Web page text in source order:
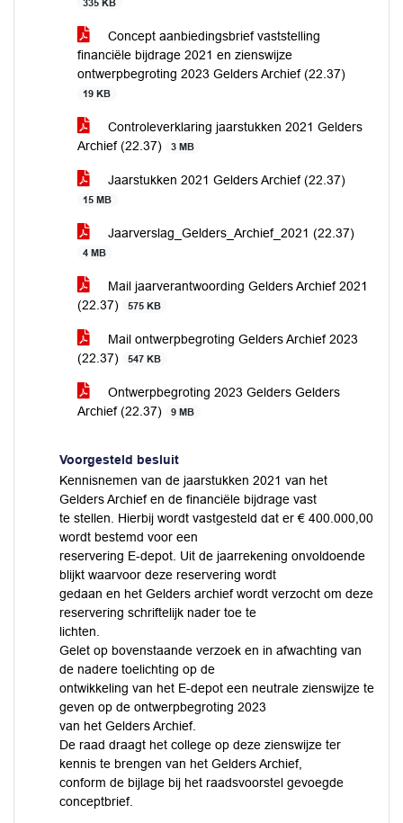
335 KB
Concept aanbiedingsbrief vaststelling
financiële bijdrage 2021 en zienswijze
ontwerpbegroting 2023 Gelders Archief (22.37)
19 KB
Controleverklaring jaarstukken 2021 Gelders
Archief (22.37)
3 MB
Jaarstukken 2021 Gelders Archief (22.37)
15 MB
Jaarverslag_Gelders_Archief_2021 (22.37)
4 MB
Mail jaarverantwoording Gelders Archief 2021
(22.37)
575 KB
Mail ontwerpbegroting Gelders Archief 2023
(22.37)
547 KB
Ontwerpbegroting 2023 Gelders Gelders
Archief (22.37)
9 MB
Voorgesteld besluit
Kennisnemen van de jaarstukken 2021 van het
Gelders Archief en de financiële bijdrage vast
te stellen. Hierbij wordt vastgesteld dat er € 400.000,00
wordt bestemd voor een
reservering E-depot. Uit de jaarrekening onvoldoende
blijkt waarvoor deze reservering wordt
gedaan en het Gelders archief wordt verzocht om deze
reservering schriftelijk nader toe te
lichten.
Gelet op bovenstaande verzoek en in afwachting van
de nadere toelichting op de
ontwikkeling van het E-depot een neutrale zienswijze te
geven op de ontwerpbegroting 2023
van het Gelders Archief.
De raad draagt het college op deze zienswijze ter
kennis te brengen van het Gelders Archief,
conform de bijlage bij het raadsvoorstel gevoegde
conceptbrief.